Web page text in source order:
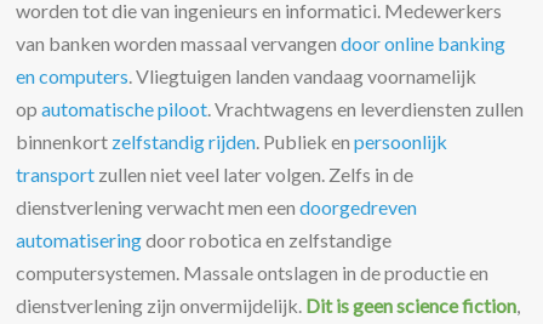
worden tot die van ingenieurs en informatici. Medewerkers
van banken worden massaal vervangendoor online banking
en computers . Vliegtuigen landen vandaag voornamelijk
opautomatische piloot . Vrachtwagens en leverdiensten zullen
binnenkort zelfstandig rijden . Publiek enpersoonlijk
transport zullen niet veel later volgen. Zelfs in de
dienstverlening verwacht men eendoorgedreven
automatiseringdoor robotica en zelfstandige
computersystemen. Massale ontslagen in de productie en
dienstverlening zijn onvermijdelijk. Dit is geen science fiction